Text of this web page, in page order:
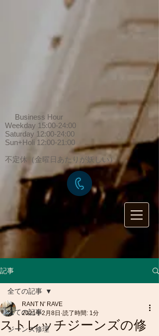
Business Hour
Weekday 15:00-24:00
Saturday 12:00-24:00
Sun+Holi 12:00-21:00
​不定休（金曜日あたりが妖しい）
記事
全ての記事
ジーンズ修理
全ての記事
ストレッチジーンズの修
RANT N' RAVE
2021年2月8日 読了時間: 1分